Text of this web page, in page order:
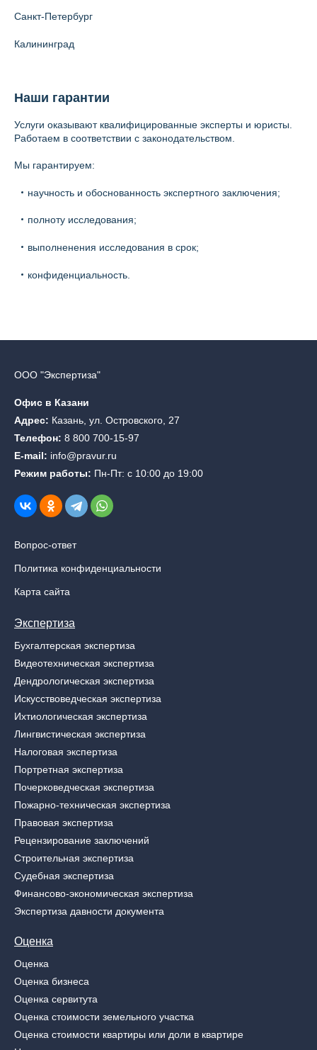
Санкт-Петербург
Калининград
Наши гарантии
Услуги оказывают квалифицированные эксперты и юристы.
Работаем в соответствии с законодательством.
Мы гарантируем:
научность и обоснованность экспертного заключения;
полноту исследования;
выполненения исследования в срок;
конфиденциальность.
ООО "Экспертиза"
Офис в Казани
Адрес: Казань, ул. Островского, 27
Телефон: 8 800 700-15-97
E-mail: info@pravur.ru
Режим работы: Пн-Пт: с 10:00 до 19:00
Вопрос-ответ
Политика конфиденциальности
Карта сайта
Экспертиза
Бухгалтерская экспертиза
Видеотехническая экспертиза
Дендрологическая экспертиза
Искусствоведческая экспертиза
Ихтиологическая экспертиза
Лингвистическая экспертиза
Налоговая экспертиза
Портретная экспертиза
Почерковедческая экспертиза
Пожарно-техническая экспертиза
Правовая экспертиза
Рецензирование заключений
Строительная экспертиза
Судебная экспертиза
Финансово-экономическая экспертиза
Экспертиза давности документа
Оценка
Оценка
Оценка бизнеса
Оценка сервитута
Оценка стоимости земельного участка
Оценка стоимости квартиры или доли в квартире